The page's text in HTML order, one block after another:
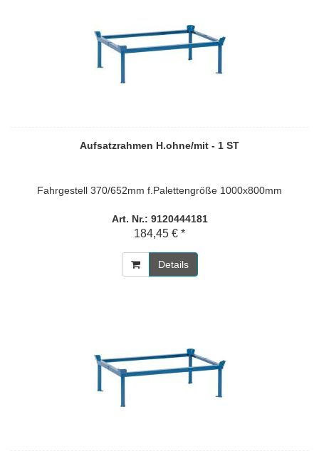
Aufsatzrahmen H.ohne/mit - 1 ST
Fahrgestell 370/652mm f.Palettengröße 1000x800mm
Art. Nr.: 9120444181
184,45 € *
Details